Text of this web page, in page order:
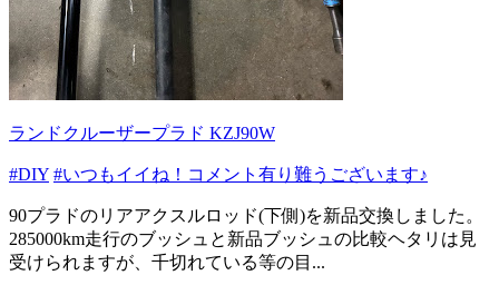
ランドクルーザープラド KZJ90W
#DIY #いつもイイね！コメント有り難うございます♪
90プラドのリアアクスルロッド(下側)を新品交換しました。
285000km走行のブッシュと新品ブッシュの比較ヘタリは見
受けられますが、千切れている等の目...